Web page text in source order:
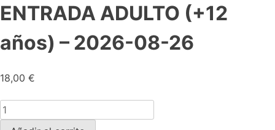
ENTRADA ADULTO (+12
años) – 2026-08-26
18,00 €